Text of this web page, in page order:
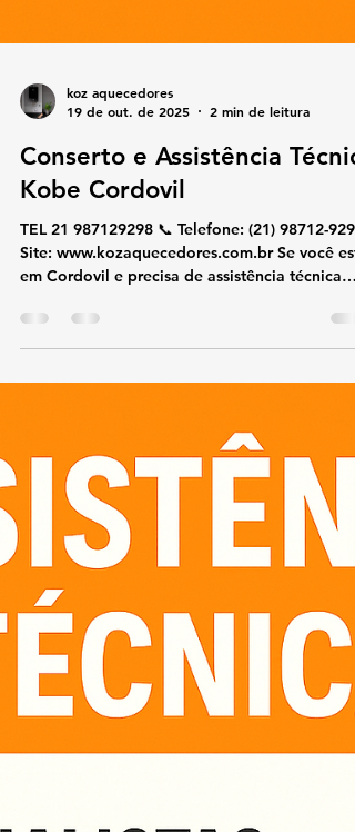
koz aquecedores
Conserto e Assistência
em Cordovil e precisa de assistência técnica
equipe realiza conserto, manutenção,
e reparos com agilidade e segurança.
Atendemos residências, condomínios e
empresas, sempre com peça originais Kobe
para garantir desempenho e durabilidade ao
seu equipamento. 🔧 Serviços oferecidos:
Conserto de aquecedores Kobe Manutenção
preventi